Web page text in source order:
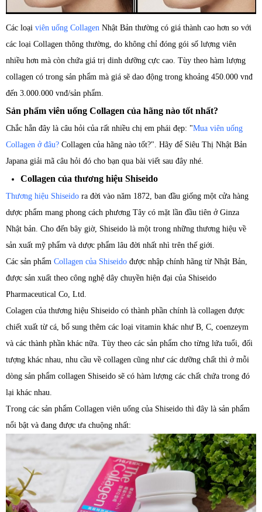
Các loại viên uống Collagen Nhật Bản thường có giá thành cao hơn so với
các loại Collagen thông thường, do không chỉ đóng gói số lượng viên
nhiều hơn mà còn chứa giá trị dinh dưỡng cực cao. Tùy theo hàm lượng
collagen có trong sản phẩm mà giá sẽ dao động trong khoảng 450.000 vnđ
đến 3.000.000 vnđ/sản phẩm.
Sản phẩm viên uống Collagen của hãng nào tốt nhất?
Chắc hẳn đây là câu hỏi của rất nhiều chị em phái đẹp: "Mua viên uống
Collagen ở đâu? Collagen của hãng nào tốt?". Hãy để Siêu Thị Nhật Bản
Japana giải mã câu hỏi đó cho bạn qua bài viết sau đây nhé.
Collagen của thương hiệu Shiseido
Thương hiệu Shiseido ra đời vào năm 1872, ban đầu giống một cửa hàng
dược phẩm mang phong cách phương Tây có mặt lần đầu tiên ở Ginza
Nhật bản. Cho đến bây giờ, Shiseido là một trong những thương hiệu về
sản xuất mỹ phẩm và dược phẩm lâu đời nhất nhì trên thế giới.
Các sản phẩm Collagen của Shiseido được nhập chính hãng từ Nhật Bản,
được sản xuất theo công nghệ dây chuyền hiện đại của Shiseido
Pharmaceutical Co, Ltd.
Colagen của thương hiệu Shiseido có thành phần chính là collagen được
chiết xuất từ cá, bổ sung thêm các loại vitamin khác như B, C, coenzeym
và các thành phần khác nữa. Tùy theo các sản phẩm cho từng lứa tuổi, đối
tượng khác nhau, nhu cầu về collagen cũng như các dưỡng chất thì ở mỗi
dòng sản phẩm collagen Shiseido sẽ có hàm lượng các chất chứa trong đó
lại khác nhau.
Trong các sản phẩm Collagen viên uống của Shiseido thì đây là sản phẩm
nổi bật và đang được ưa chuộng nhất: